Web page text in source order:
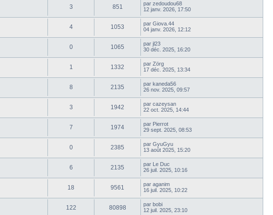
3 851 par zedoudou68
12 janv. 2026, 17:50
4 1053 par Giova.44
04 janv. 2026, 12:12
0 1065 par jl23
30 déc. 2025, 16:20
1 1332 par Zörg
17 déc. 2025, 13:34
8 2135 par kaneda56
26 nov. 2025, 09:57
3 1942 par cazeysan
22 oct. 2025, 14:44
7 1974 par Pierrot
29 sept. 2025, 08:53
0 2385 par GyuGyu
13 août 2025, 15:20
6 2135 par Le Duc
26 juil. 2025, 10:16
18 9561 par aganim
16 juil. 2025, 10:22
122 80898 par bobi
12 juil. 2025, 23:10